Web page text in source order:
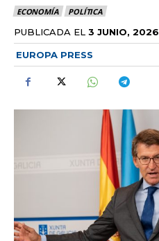
ECONOMÍA POLÍTICA
PUBLICADA EL 3 JUNIO, 2026
EUROPA PRESS